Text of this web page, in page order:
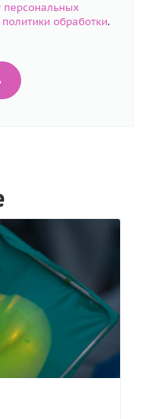
персональных
обработки.